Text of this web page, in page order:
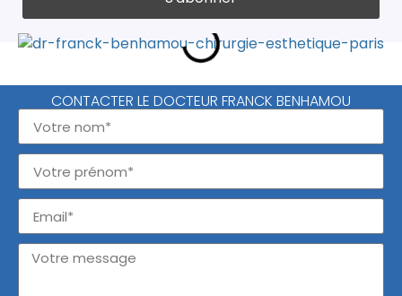
CONTACTER LE DOCTEUR FRANCK BENHAMOU